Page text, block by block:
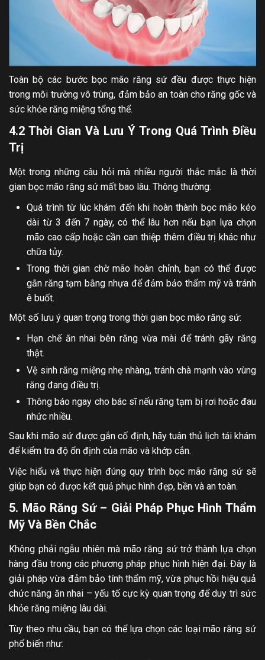
Toàn bộ các bước bọc mão răng sứ đều được thực hiện
trong môi trường vô trùng, đảm bảo an toàn cho răng gốc và
sức khỏe răng miệng tổng thể.
4.2 Thời Gian Và Lưu Ý Trong Quá Trình Điều
Trị
Một trong những câu hỏi mà nhiều người thắc mắc là thời
gian bọc mão răng sứ mất bao lâu. Thông thường:
Quá trình từ lúc khám đến khi hoàn thành bọc mão kéo
dài từ 3 đến 7 ngày, có thể lâu hơn nếu bạn lựa chọn
mão cao cấp hoặc cần can thiệp thêm điều trị khác như
chữa tủy.
Trong thời gian chờ mão hoàn chỉnh, bạn có thể được
gắn răng tạm bằng nhựa để đảm bảo thẩm mỹ và tránh
ê buốt.
Một số lưu ý quan trọng trong thời gian bọc mão răng sứ:
Hạn chế ăn nhai bên răng vừa mài để tránh gãy răng
thật.
Vệ sinh răng miệng nhẹ nhàng, tránh chà mạnh vào vùng
răng đang điều trị.
Thông báo ngay cho bác sĩ nếu răng tạm bị rơi hoặc đau
nhức nhiều.
Sau khi mão sứ được gắn cố định, hãy tuân thủ lịch tái khám
để kiểm tra độ ổn định của mão và khớp cắn.
Việc hiểu và thực hiện đúng quy trình bọc mão răng sứ sẽ
giúp bạn có được kết quả phục hình đẹp, bền và an toàn.
5. Mão Răng Sứ – Giải Pháp Phục Hình Thẩm
Mỹ Và Bền Chắc
Không phải ngẫu nhiên mà mão răng sứ trở thành lựa chọn
hàng đầu trong các phương pháp phục hình hiện đại. Đây là
giải pháp vừa đảm bảo tính thẩm mỹ, vừa phục hồi hiệu quả
chức năng ăn nhai – yếu tố cực kỳ quan trọng để duy trì sức
khỏe răng miệng lâu dài.
Tùy theo nhu cầu, bạn có thể lựa chọn các loại mão răng sứ
phổ biến như: